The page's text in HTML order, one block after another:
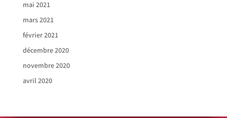
mai 2021
mars 2021
février 2021
décembre 2020
novembre 2020
avril 2020